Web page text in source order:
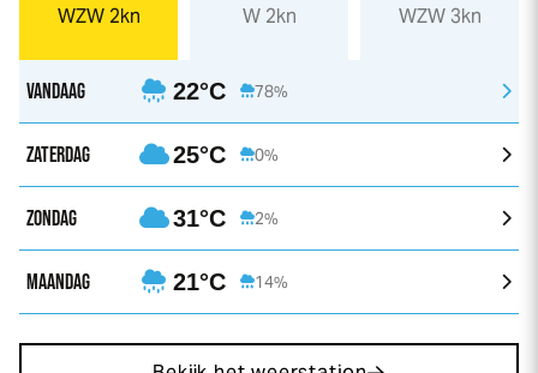
WZW 2kn W 2kn WZW 3kn
VANDAAG 22°C 78%
ZATERDAG 25°C 0%
ZONDAG 31°C 2%
MAANDAG 21°C 14%